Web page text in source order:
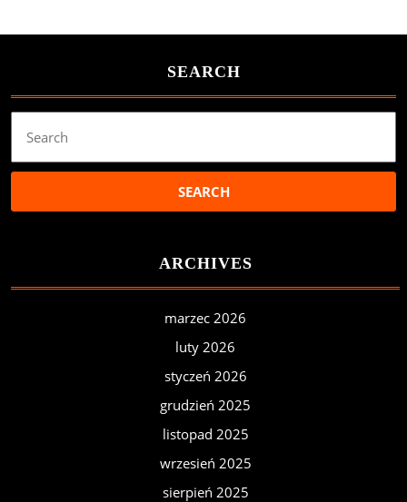
SEARCH
for:
ARCHIVES
marzec 2026
luty 2026
styczeń 2026
grudzień 2025
listopad 2025
wrzesień 2025
sierpień 2025